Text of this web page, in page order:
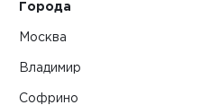
Города
Москва
Владимир
Софрино